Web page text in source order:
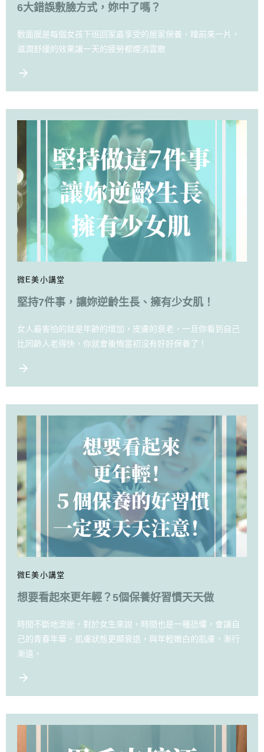
6大錯誤敷臉方式，妳中了嗎？
敷面膜是每個女孩下班回家最享受的居家保養，睡前來一片，
滋潤舒緩的效果讓一天的疲勞都煙消雲散
微E美小講堂
堅持7件事，讓妳逆齡生長、擁有少女肌！
女人最害怕的就是年齡的增加，皮膚的衰老，一旦你看到自己
比同齡人老得快，你就會後悔當初沒有好好保養了！
微E美小講堂
想要看起來更年輕？5個保養好習慣天天做
時間不斷地流逝，對於女生來說，時間也是一種恐懼，會讓自
己的青春年華、肌膚狀態更顯衰退，與年輕嫩白的肌膚，漸行
漸遠。